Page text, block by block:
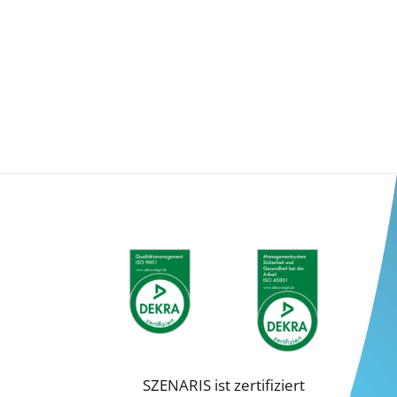
SZENARIS ist zertifiziert